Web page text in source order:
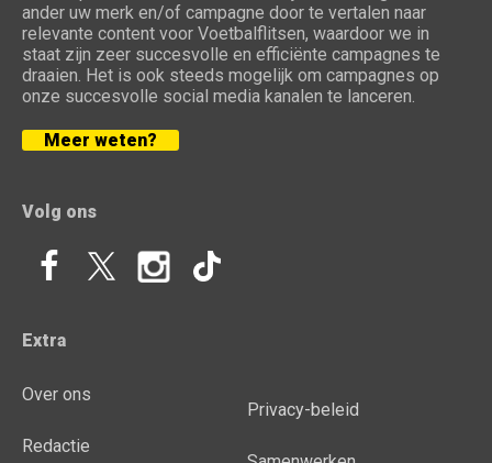
ander uw merk en/of campagne door te vertalen naar
relevante content voor Voetbalflitsen, waardoor we in
staat zijn zeer succesvolle en efficiënte campagnes te
draaien. Het is ook steeds mogelijk om campagnes op
onze succesvolle social media kanalen te lanceren.
Meer weten?
Volg ons
Extra
Over ons
Redactie
Privacy-beleid